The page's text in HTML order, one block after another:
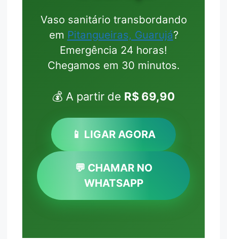
Vaso sanitário transbordando
em Pitangueiras, Guarujá?
Emergência 24 horas!
Chegamos em 30 minutos.
💰 A partir de R$ 69,90
📱 LIGAR AGORA
💬 CHAMAR NO
WHATSAPP